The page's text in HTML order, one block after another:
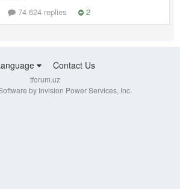
74 624 replies 2
Contact Us
tforum.uz
by Invision Power Services, Inc.